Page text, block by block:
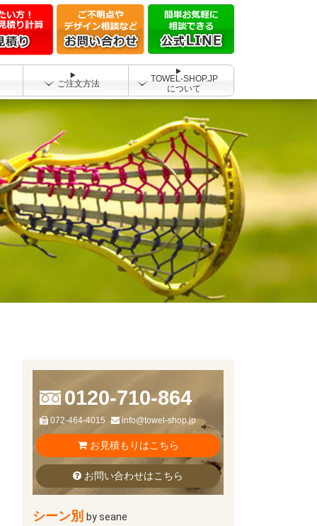
ご注文方法
TOWEL-SHOP.JP
について
0120-710-864
072-464-4015 info@towel-shop.jp
お見積もりはこちら
お問い合わせはこちら
シーン別 by seane